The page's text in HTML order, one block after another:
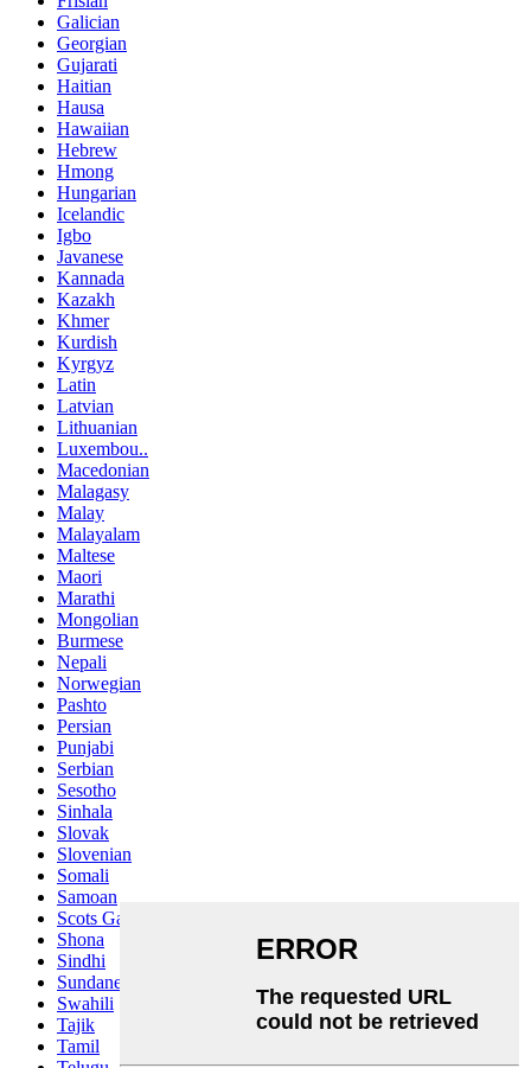
Galician
Georgian
Gujarati
Haitian
Hausa
Hawaiian
Hebrew
Hmong
Hungarian
Icelandic
Igbo
Javanese
Kannada
Kazakh
Khmer
Kurdish
Kyrgyz
Latin
Latvian
Lithuanian
Luxembou..
Macedonian
Malagasy
Malay
Malayalam
Maltese
Maori
Marathi
Mongolian
Burmese
Nepali
Norwegian
Pashto
Persian
Punjabi
Serbian
Sesotho
Sinhala
Slovak
Slovenian
Somali
Samoan
Scots Gaelic
Shona
Sindhi
Sundanese
Swahili
Tajik
Tamil